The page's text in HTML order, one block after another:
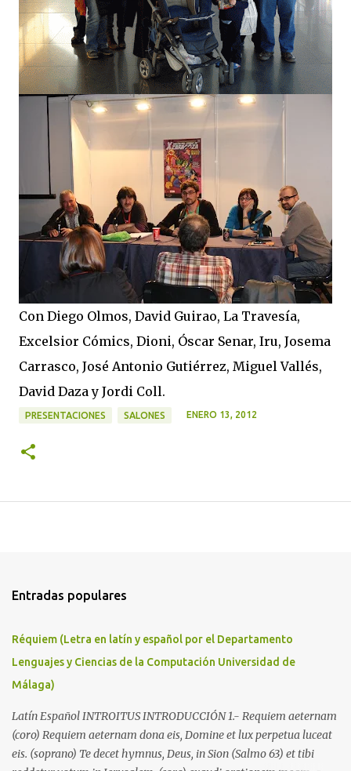
Con Diego Olmos, David Guirao, La Travesía,
Excelsior Cómics, Dioni, Óscar Senar, Iru, Josema
Carrasco, José Antonio Gutiérrez, Miguel Vallés,
David Daza y Jordi Coll.
PRESENTACIONES SALONES ENERO 13, 2012
Entradas populares
Réquiem (Letra en latín y español por el Departamento
Lenguajes y Ciencias de la Computación Universidad de
Málaga)
Latín Español INTROITUS INTRODUCCIÓN 1.- Requiem aeternam
(coro) Requiem aeternam dona eis, Domine et lux perpetua luceat
eis. (soprano) Te decet hymnus, Deus, in Sion (Salmo 63) et tibi